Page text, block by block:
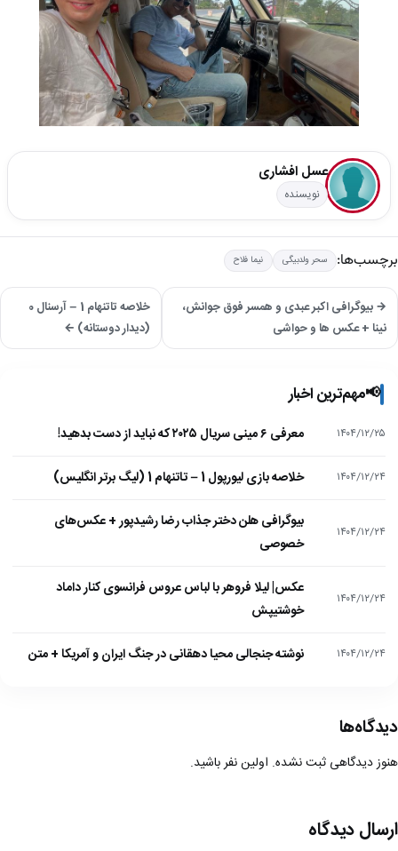
عسل افشاری
نویسنده
برچسب‌ها: سحر ولدبیگی نیما فلاح
→ بیوگرافی اکبر عبدی و همسر فوق جوانش،
نینا + عکس ها و حواشی
خلاصه تاتنهام 1 – آرسنال 0
(دیدار دوستانه) ←
📢مهم‌ترین اخبار
۱۴۰۴/۱۲/۲۵ معرفی ۶ مینی سریال ۲۰۲۵ که نباید از دست بدهید!
۱۴۰۴/۱۲/۲۴ خلاصه بازی لیورپول 1 – تاتنهام 1 (لیگ برتر انگلیس)
۱۴۰۴/۱۲/۲۴
بیوگرافی هلن دختر جذاب رضا رشیدپور + عکس‌های
خصوصی
۱۴۰۴/۱۲/۲۴
عکس| لیلا فروهر با لباس عروس فرانسوی کنار داماد
خوشتیپش
۱۴۰۴/۱۲/۲۴ نوشته جنجالی محیا دهقانی در جنگ ایران و آمریکا + متن
دیدگاه‌ها
هنوز دیدگاهی ثبت نشده. اولین نفر باشید.
ارسال دیدگاه